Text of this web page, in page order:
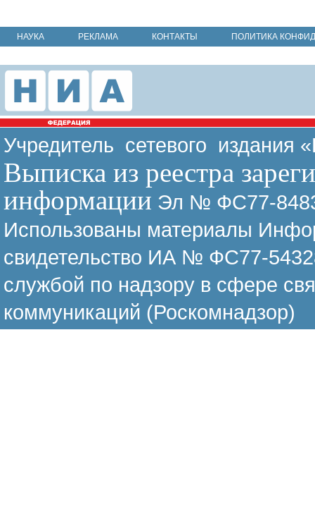
НАУКА РЕКЛАМА КОНТАКТЫ ПОЛИТИКА
Учредитель сетевого издания
Выписка из реестра
информации Эл № ФС77-
Использованы материалы
свидетельство ИА № ФС77-
службой по надзору в сфере
коммуникаций (Роскомнадзор)